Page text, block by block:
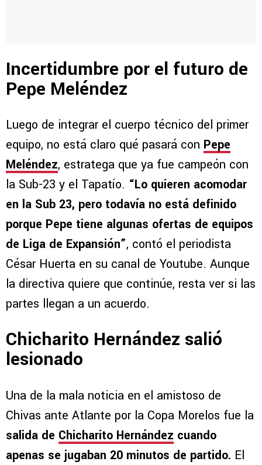
Incertidumbre por el futuro de
Pepe Meléndez
Luego de integrar el cuerpo técnico del primer
equipo, no está claro qué pasará con Pepe
Meléndez, estratega que ya fue campeón con
la Sub-23 y el Tapatío. “Lo quieren acomodar
en la Sub 23, pero todavía no está definido
porque Pepe tiene algunas ofertas de equipos
de Liga de Expansión”, contó el periodista
César Huerta en su canal de Youtube. Aunque
la directiva quiere que continúe, resta ver si las
partes llegan a un acuerdo.
Chicharito Hernández salió
lesionado
Una de la mala noticia en el amistoso de
Chivas ante Atlante por la Copa Morelos fue la
salida de Chicharito Hernández cuando
apenas se jugaban 20 minutos de partido. El